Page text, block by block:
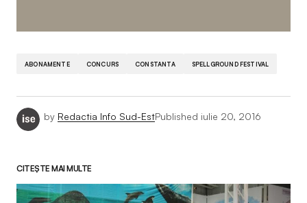
ABONAMENTE CONCURS CONSTANTA SPELLGROUND FESTIVAL
by Redactia Info Sud-EstPublished iulie 20, 2016
CITEȘTE MAI MULTE